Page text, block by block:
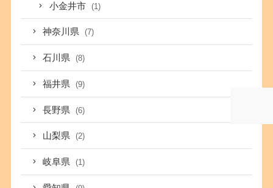
小金井市 (1)
神奈川県 (7)
石川県 (8)
福井県 (9)
長野県 (6)
山梨県 (2)
岐阜県 (1)